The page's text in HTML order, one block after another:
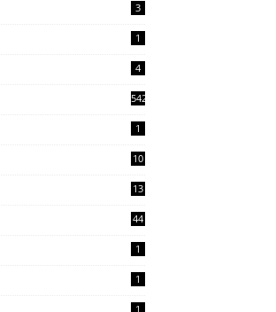
3
1
4
542
1
10
13
44
1
1
1